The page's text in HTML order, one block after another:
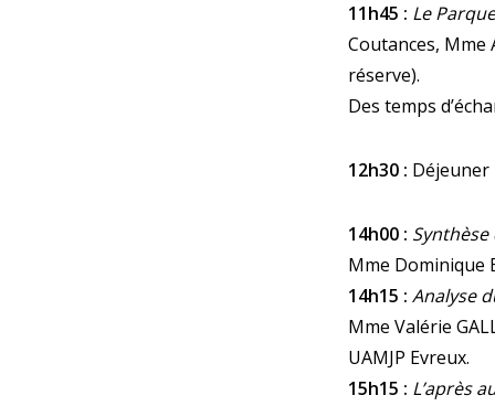
11h45 : Le
Coutances, Mme
réserve).
Des temps
12h30 : Déjeuner
14h00 :
Mme Dominique
14h15 : Analyse
Mme Valérie
UAMJP Evreux.
15h15 : L’après